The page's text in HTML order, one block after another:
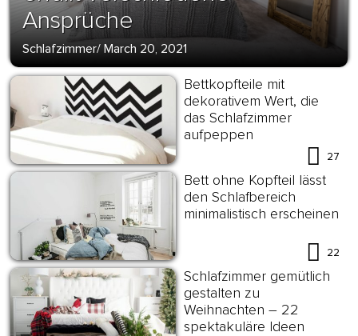
Ansprüche
Schlafzimmer/ March 20, 2021
Bettkopfteile mit
dekorativem Wert, die
das Schlafzimmer
aufpeppen
27
Bett ohne Kopfteil lässt
den Schlafbereich
minimalistisch erscheinen
22
Schlafzimmer gemütlich
gestalten zu
Weihnachten – 22
spektakuläre Ideen